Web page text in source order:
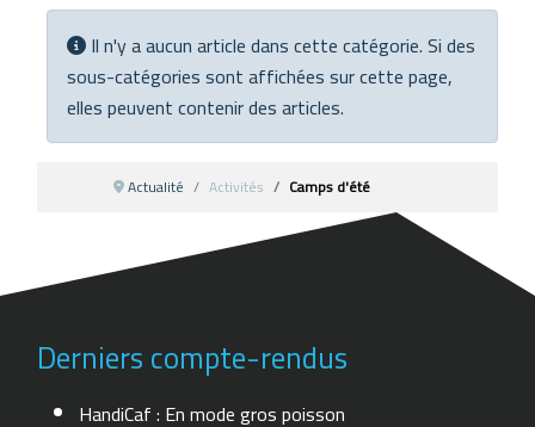
Info
Il n'y a aucun article dans cette catégorie. Si des
sous-catégories sont affichées sur cette page,
elles peuvent contenir des articles.
Actualité Activités Camps d'été
Derniers compte-rendus
HandiCaf : En mode gros poisson